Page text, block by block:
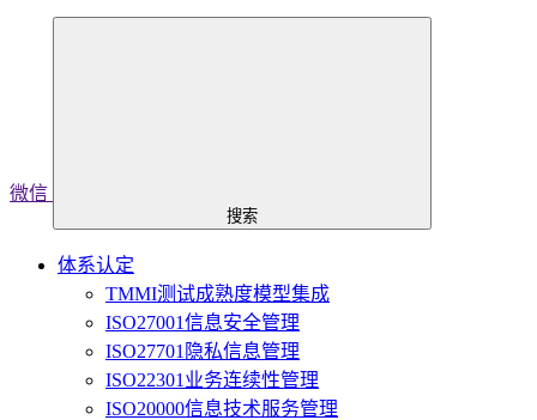
微信
搜索
体系认定
TMMI测试成熟度模型集成
ISO27001信息安全管理
ISO27701隐私信息管理
ISO22301业务连续性管理
ISO20000信息技术服务管理